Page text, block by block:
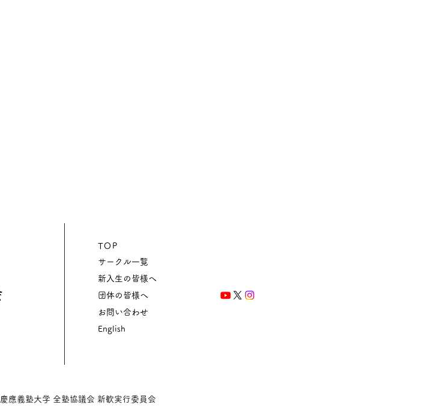
TOP
サークル一覧
新入生の皆様へ
団体の皆様へ
お問い合わせ
English
慶應義塾大学 全塾協議会 新歓実行委員会